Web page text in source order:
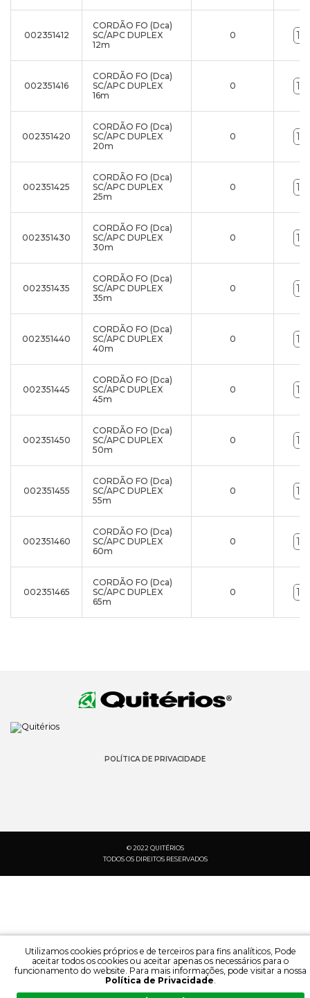
002351412
CORDÃO FO (Dca)
SC/APC DUPLEX
12m
0
002351416
CORDÃO FO (Dca)
SC/APC DUPLEX
16m
0
002351420
CORDÃO FO (Dca)
SC/APC DUPLEX
20m
0
002351425
CORDÃO FO (Dca)
SC/APC DUPLEX
25m
0
002351430
CORDÃO FO (Dca)
SC/APC DUPLEX
30m
0
002351435
CORDÃO FO (Dca)
SC/APC DUPLEX
35m
0
002351440
CORDÃO FO (Dca)
SC/APC DUPLEX
40m
0
002351445
CORDÃO FO (Dca)
SC/APC DUPLEX
45m
0
002351450
CORDÃO FO (Dca)
SC/APC DUPLEX
50m
0
002351455
CORDÃO FO (Dca)
SC/APC DUPLEX
55m
0
002351460
CORDÃO FO (Dca)
SC/APC DUPLEX
60m
0
002351465
CORDÃO FO (Dca)
SC/APC DUPLEX
65m
0
POLÍTICA DE PRIVACIDADE
© 2022 QUITÉRIOS
TODOS OS DIREITOS RESERVADOS
PESQUISA:
IDIOMA:
Utilizamos cookies próprios e de terceiros para fins analíticos, Pode
aceitar todos os cookies ou aceitar apenas os necessários para o
funcionamento do website. Para mais informações, pode visitar a nossa
Política de Privacidade.